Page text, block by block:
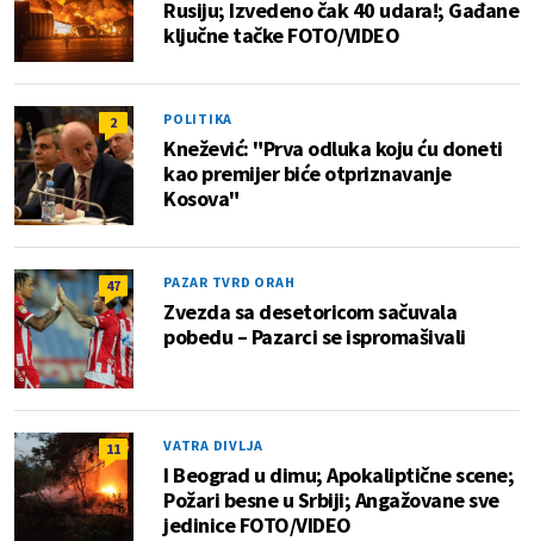
Rusiju; Izvedeno čak 40 udara!; Gađane
ključne tačke FOTO/VIDEO
2 POLITIKA
Knežević: "Prva odluka koju ću doneti
kao premijer biće otpriznavanje
Kosova"
47 PAZAR TVRD ORAH
Zvezda sa desetoricom sačuvala
pobedu – Pazarci se ispromašivali
11 VATRA DIVLJA
I Beograd u dimu; Apokaliptične scene;
Požari besne u Srbiji; Angažovane sve
jedinice FOTO/VIDEO